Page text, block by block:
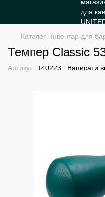
Каталог Інвентар для
Темпер Classic
Артикул: 140223 Написати